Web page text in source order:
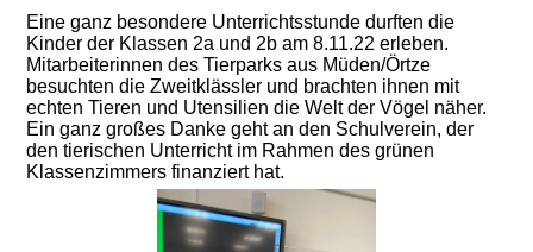
Eine ganz besondere Unterrichtsstunde durften die
Kinder der Klassen 2a und 2b am 8.11.22 erleben.
Mitarbeiterinnen des Tierparks aus Müden/Örtze
besuchten die Zweitklässler und brachten ihnen mit
echten Tieren und Utensilien die Welt der Vögel näher.
Ein ganz großes Danke geht an den Schulverein, der
den tierischen Unterricht im Rahmen des grünen
Klassenzimmers finanziert hat.